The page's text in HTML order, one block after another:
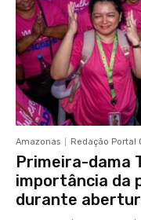
Amazonas Redação Portal
Primeira-dama
importância da
durante